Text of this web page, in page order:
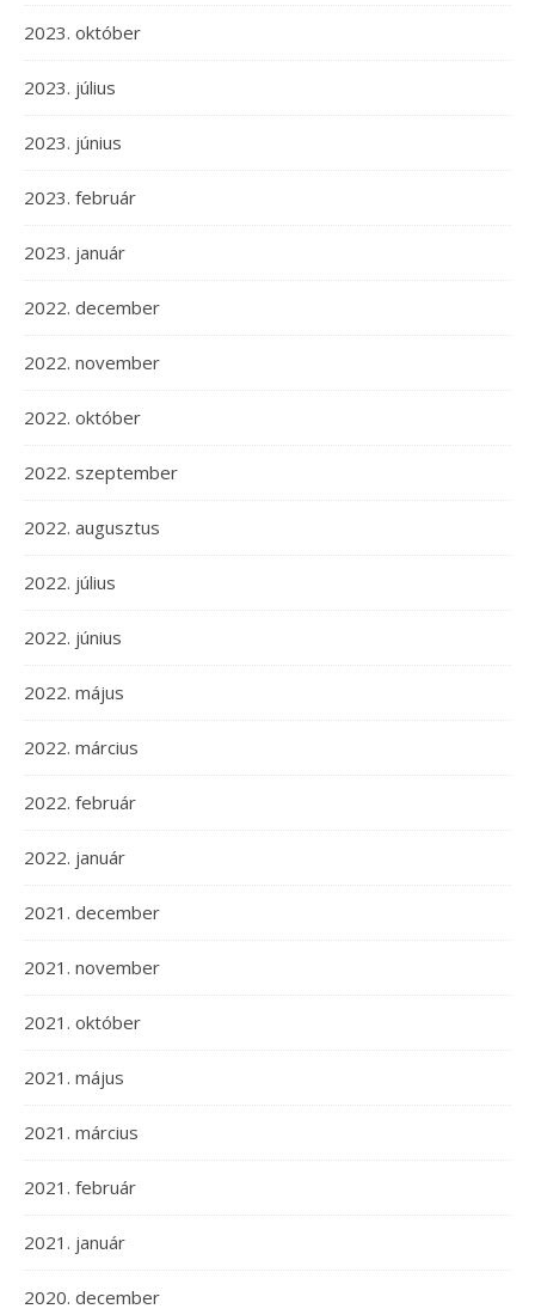
2023. október
2023. július
2023. június
2023. február
2023. január
2022. december
2022. november
2022. október
2022. szeptember
2022. augusztus
2022. július
2022. június
2022. május
2022. március
2022. február
2022. január
2021. december
2021. november
2021. október
2021. május
2021. március
2021. február
2021. január
2020. december